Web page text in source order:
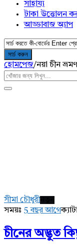
সাহায্য
টাকা উত্তোলন
আড্ডাবাজ অ্যাপ
হোমপেজ/নয়া চীন ভ্রমণ
Latest
প্রশ্ন
সীমা চৌধুরী
সময়ঃ 5 বছর আগে
চীনের অদ্ভুত